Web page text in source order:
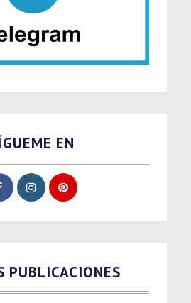
EN
PUBLICACIONES